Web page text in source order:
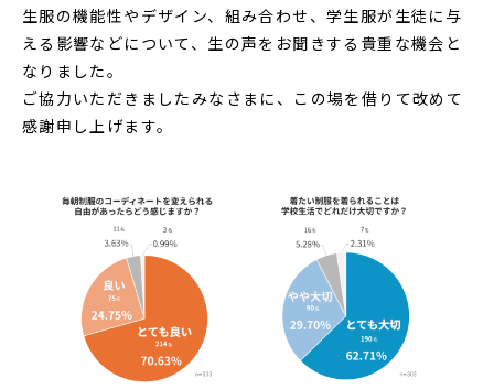
生服の機能性やデザイン、組み合わせ、学生服が生徒に与
える影響などについて、生の声をお聞きする貴重な機会と
なりました。
ご協力いただきましたみなさまに、この場を借りて改めて
感謝申し上げます。